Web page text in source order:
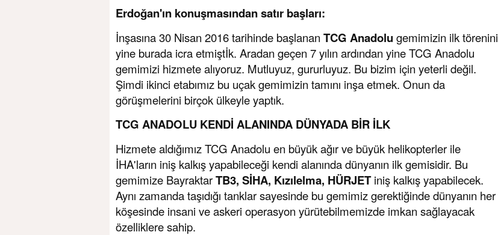
Erdoğan'ın konuşmasından satır başları:
İnşasına 30 Nisan 2016 tarihinde başlanan TCG Anadolu gemimizin ilk törenini
yine burada icra etmiştİk. Aradan geçen 7 yılın ardından yine TCG Anadolu
gemimizi hizmete alıyoruz. Mutluyuz, gururluyuz. Bu bizim için yeterli değil.
Şimdi ikinci etabımız bu uçak gemimizin tamını inşa etmek. Onun da
görüşmelerini birçok ülkeyle yaptık.
TCG ANADOLU KENDİ ALANINDA DÜNYADA BİR İLK
Hizmete aldığımız TCG Anadolu en büyük ağır ve büyük helikopterler ile
İHA'ların iniş kalkış yapabileceği kendi alanında dünyanın ilk gemisidir. Bu
gemimize BayraktarTB3, SİHA, Kızılelma, HÜRJETiniş kalkış yapabilecek.
Aynı zamanda taşıdığı tanklar sayesinde bu gemimiz gerektiğinde dünyanın her
köşesinde insani ve askeri operasyon yürütebilmemizde imkan sağlayacak
özelliklere sahip.